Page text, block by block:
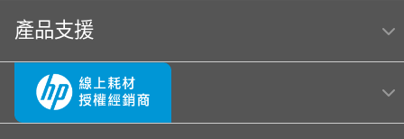
OmniBook Ultra Flip 14
Usb officejet
HP LaserJet Pro M203dw
產品支援